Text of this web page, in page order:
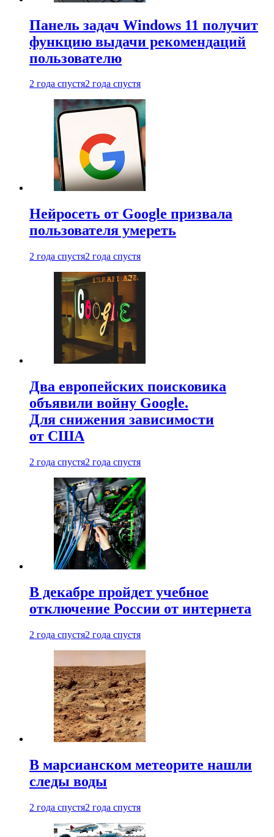
Панель задач Windows 11 получит
функцию выдачи рекомендаций
пользователю
2 года спустя2 года спустя
Нейросеть от Google призвала
пользователя умереть
2 года спустя2 года спустя
Два европейских поисковика
объявили войну Google.
Для снижения зависимости
от США
2 года спустя2 года спустя
В декабре пройдет учебное
отключение России от интернета
2 года спустя2 года спустя
В марсианском метеорите нашли
следы воды
2 года спустя2 года спустя